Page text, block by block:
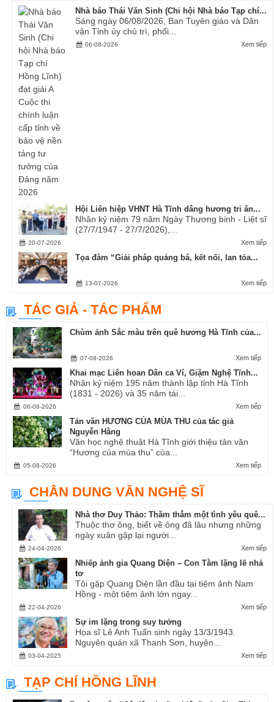
Nhà báo Thái Văn Sinh (Chi hội Nhà báo Tạp chí...
Sáng ngày 06/08/2026, Ban Tuyên giáo và Dân
vận Tỉnh ủy chủ trì, phối...
Xem tiếp
06-08-2026
Hội Liên hiệp VHNT Hà Tĩnh dâng hương tri ân...
Nhân kỷ niệm 79 năm Ngày Thương binh - Liệt sĩ
(27/7/1947 - 27/7/2026),...
Xem tiếp
20-07-2026
Tọa đàm “Giải pháp quảng bá, kết nối, lan tỏa...
Xem tiếp
13-07-2026
TÁC GIẢ - TÁC PHẨM
Chùm ảnh Sắc màu trên quê hương Hà Tĩnh của...
Xem tiếp
07-08-2026
Khai mạc Liên hoan Dân ca Ví, Giặm Nghệ Tĩnh...
Nhân kỷ niệm 195 năm thành lập tỉnh Hà Tĩnh
(1831 - 2026) và 35 năm tái...
Xem tiếp
06-08-2026
Tản văn HƯƠNG CỦA MÙA THU của tác giả
Nguyễn Hằng
Văn học nghệ thuật Hà Tĩnh giới thiệu tản văn
“Hương của mùa thu” của...
Xem tiếp
05-08-2026
CHÂN DUNG VĂN NGHỆ SĨ
Nhà thơ Duy Thảo: Thăm thẳm một tình yêu quê...
Thuộc thơ ông, biết về ông đã lâu nhưng những
ngày xuân gặp lại người...
Xem tiếp
24-04-2026
Nhiếp ảnh gia Quang Diện – Con Tằm lặng lẽ nhả
tơ
Tôi gặp Quang Diện lần đầu tại tiệm ảnh Nam
Hồng - một tiệm ảnh lớn ngay...
Xem tiếp
22-04-2026
Sự im lặng trong suy tưởng
Họa sĩ Lê Anh Tuấn sinh ngày 13/3/1943.
Nguyên quán xã Thanh Sơn, huyện...
Xem tiếp
03-04-2025
TẠP CHÍ HỒNG LĨNH